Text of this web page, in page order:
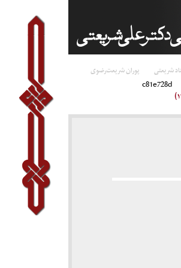
شریعتی پوران شریعت‌رضوی
c81e728d